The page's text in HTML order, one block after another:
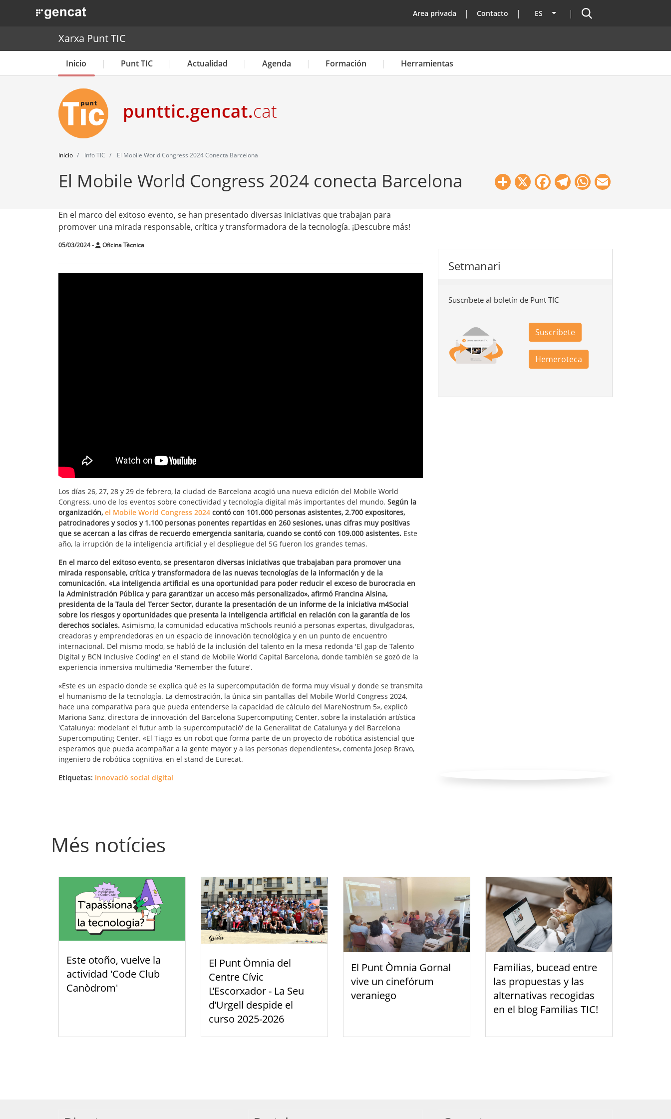
. Obre en una nova finestra. top
Area privada Contacto ES Lista adicional de acciones
Buscador
Xarxa Punt TIC
Inicio Punt TIC Actualidad Agenda Formación Herramientas
Inicio Info TIC El Mobile World Congress 2024 Conecta Barcelona
El Mobile World Congress 2024 conecta Barcelona Share
X Facebook
Telegram
WhatsApp
En el marco del exitoso evento, se han presentado diversas iniciativas que trabajan para
promover una mirada responsable, crítica y transformadora de la tecnología. ¡Descubre más!
05/03/2024- Oficina Tècnica
Los días 26, 27, 28 y 29 de febrero, la ciudad de Barcelona acogió una nueva edición del Mobile World
Congress, uno de los eventos sobre conectividad y tecnología digital más importantes del mundo. Según la
organización, el Mobile World Congress 2024 contó con 101.000 personas asistentes, 2.700 expositores,
patrocinadores y socios y 1.100 personas ponentes repartidas en 260 sesiones, unas cifras muy positivas
que se acercan a las cifras de recuerdo emergencia sanitaria, cuando se contó con 109.000 asistentes. Este
año, la irrupción de la inteligencia artificial y el despliegue del 5G fueron los grandes temas.
En el marco del exitoso evento, se presentaron diversas iniciativas que trabajaban para promover una
mirada responsable, crítica y transformadora de las nuevas tecnologías de la información y de la
comunicación. «La inteligencia artificial es una oportunidad para poder reducir el exceso de burocracia en
la Administración Pública y para garantizar un acceso más personalizado», afirmó Francina Alsina,
presidenta de la Taula del Tercer Sector, durante la presentación de un informe de la iniciativa m4Social
sobre los riesgos y oportunidades que presenta la inteligencia artificial en relación con la garantía de los
derechos sociales. Asimismo, la comunidad educativa mSchools reunió a personas expertas, divulgadoras,
creadoras y emprendedoras en un espacio de innovación tecnológica y en un punto de encuentro
internacional. Del mismo modo, se habló de la inclusión del talento en la mesa redonda 'El gap de Talento
Digital y BCN Inclusive Coding' en el stand de Mobile World Capital Barcelona, donde también se gozó de la
experiencia inmersiva multimedia 'Remember the future'.
«Este es un espacio donde se explica qué es la supercomputación de forma muy visual y donde se transmita
el humanismo de la tecnología. La demostración, la única sin pantallas del Mobile World Congress 2024,
hace una comparativa para que pueda entenderse la capacidad de cálculo del MareNostrum 5», explicó
Mariona Sanz, directora de innovación del Barcelona Supercomputing Center, sobre la instalación artística
'Catalunya: modelant el futur amb la supercomputació' de la Generalitat de Catalunya y del Barcelona
Supercomputing Center. «El Tiago es un robot que forma parte de un proyecto de robótica asistencial que
esperamos que pueda acompañar a la gente mayor y a las personas dependientes», comenta Josep Bravo,
ingeniero de robótica cognitiva, en el stand de Eurecat.
Etiquetas: innovació social digital
Setmanari
Suscríbete al boletín de Punt TIC
Suscríbete
Hemeroteca
Més notícies
Este otoño, vuelve la
actividad 'Code Club
Canòdrom'
El Punt Òmnia del
Centre Cívic
L’Escorxador - La Seu
d’Urgell despide el
curso 2025-2026
El Punt Òmnia Gornal
vive un cinefórum
veraniego
Familias, bucead entre
las propuestas y las
alternativas recogidas
en el blog Familias TIC!